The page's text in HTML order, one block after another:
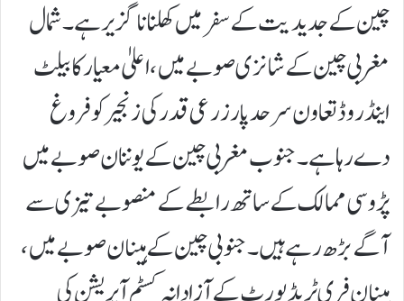
چین کے جدیدیت کے سفر میں کھلنا ناگزیر ہے۔ شمال
مغربی چین کے شانزی صوبے میں، اعلیٰ معیار کا بیلٹ
اینڈ روڈ تعاون سرحد پار زرعی قدر کی زنجیر کو فروغ
دے رہا ہے۔ جنوب مغربی چین کے یوننان صوبے میں
پڑوسی ممالک کے ساتھ رابطے کے منصوبے تیزی سے
آگے بڑھ رہے ہیں۔ جنوبی چین کے ہینان صوبے میں،